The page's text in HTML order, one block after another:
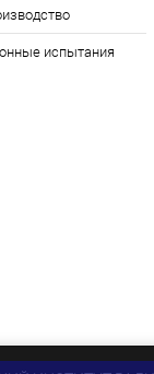
испытания